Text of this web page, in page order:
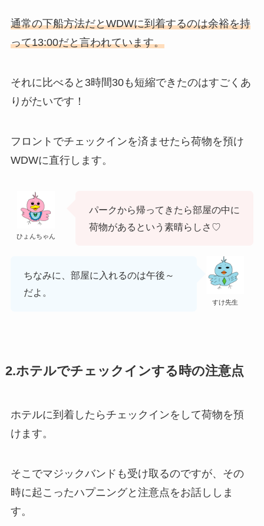
通常の下船方法だとWDWに到着するのは余裕を持
って13:00だと言われています。
それに比べると3時間30も短縮できたのはすごくあ
りがたいです！
フロントでチェックインを済ませたら荷物を預け
WDWに直行します。
ひょんちゃん
パークから帰ってきたら部屋の中に
荷物があるという素晴らしさ♡
すけ先生
ちなみに、部屋に入れるのは午後～
だよ。
2.ホテルでチェックインする時の注意点
ホテルに到着したらチェックインをして荷物を預
けます。
そこでマジックバンドも受け取るのですが、その
時に起こったハプニングと注意点をお話ししま
す。